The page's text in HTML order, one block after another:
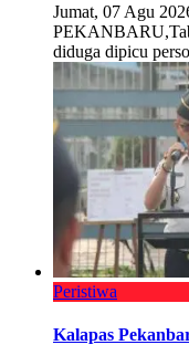
Jumat, 07 Agu
diduga dipicu
Peristiwa
Kalapas